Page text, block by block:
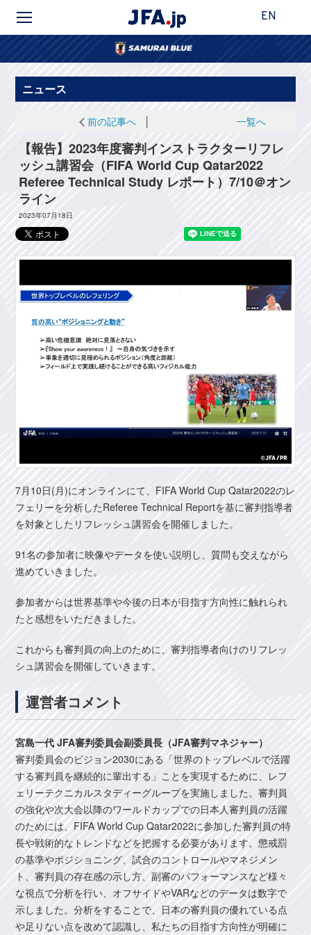
EN
ニュース
前の記事へ│ 一覧へ
【報告】2023年度審判インストラクターリフレ
ッシュ講習会（FIFA World Cup Qatar2022
Referee Technical Study レポート）7/10＠オン
ライン
2023年07月18日
7月10日(月)にオンラインにて、FIFA World Cup Qatar2022のレ
フェリーを分析したReferee Technical Reportを基に審判指導者
を対象としたリフレッシュ講習会を開催しました。
91名の参加者に映像やデータを使い説明し、質問も交えながら
進めていきました。
参加者からは世界基準や今後の日本が目指す方向性に触れられ
たと感想をいただきました。
これからも審判員の向上のために、審判指導者向けのリフレッ
シュ講習会を開催していきます。
運営者コメント
宮島一代 JFA審判委員会副委員長（JFA審判マネジャー）
審判委員会のビジョン2030にある「世界のトップレベルで活躍
する審判員を継続的に輩出する」ことを実現するために、レフ
ェリーテクニカルスタディーグループを実施しました。審判員
の強化や次大会以降のワールドカップでの日本人審判員の活躍
のためには、FIFA World Cup Qatar2022に参加した審判員の特
長や戦術的なトレンドなどを把握する必要があります。懲戒罰
の基準やポジショニング、試合のコントロールやマネジメン
ト、審判員の存在感の示し方、副審のパフォーマンスなど様々
な視点で分析を行い、オフサイドやVARなどのデータは数字で
示しました。分析をすることで、日本の審判員の優れている点
や足りない点を改めて認識し、私たちの目指す方向性が明確に